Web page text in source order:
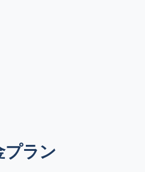
プラン